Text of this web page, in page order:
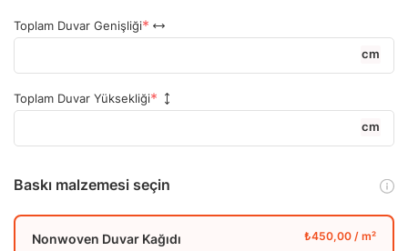
Toplam Duvar Genişliği
cm
Toplam Duvar Yüksekliği
cm
Baskı malzemesi seçin
Nonwoven Duvar Kağıdı